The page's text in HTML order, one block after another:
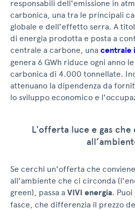
responsabili dell'emissione in
carbonica, una tra le principali
globale e dell'effetto serra. A
di energia prodotta e posta a
centrale a carbone, una centrale
genera 6 GWh riduce ogni anno
carbonica di 4.000 tonnellate.
attenuano la dipendenza da
lo sviluppo economico e
L'offerta luce e gas che
Se cerchi un'offerta che
all'ambiente che ci circonda
green), passa a VIVI energia.
fasce, che differenzia il prezzo